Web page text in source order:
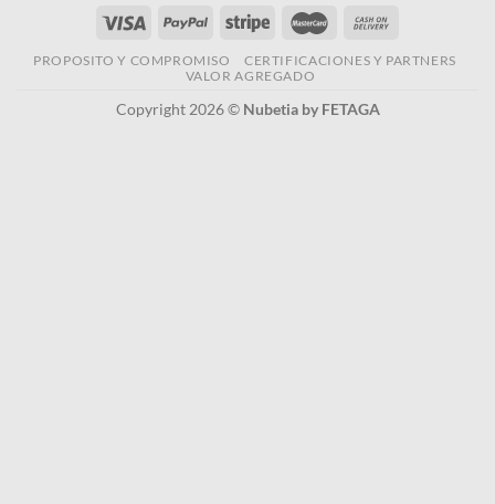
PROPOSITO Y COMPROMISO
CERTIFICACIONES Y PARTNERS
VALOR AGREGADO
Copyright 2026 © Nubetia by FETAGA